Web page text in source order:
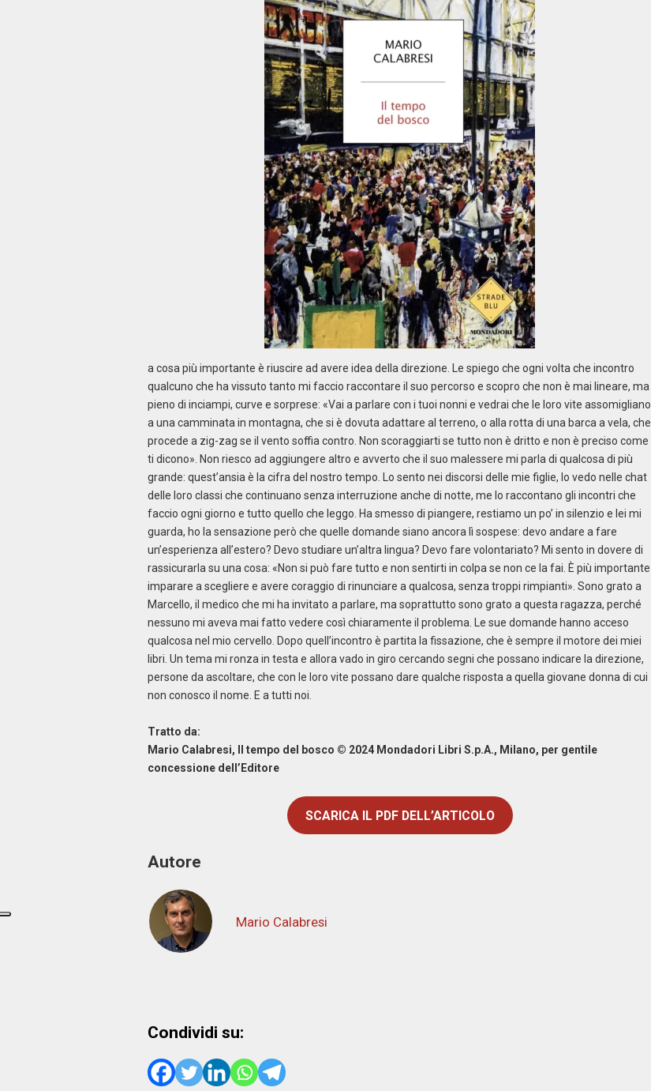
a cosa più importante è riuscire ad avere idea della direzione. Le spiego che ogni volta che incontro
qualcuno che ha vissuto tanto mi faccio raccontare il suo percorso e scopro che non è mai lineare, ma
pieno di inciampi, curve e sorprese: «Vai a parlare con i tuoi nonni e vedrai che le loro vite assomigliano
a una camminata in montagna, che si è dovuta adattare al terreno, o alla rotta di una barca a vela, che
procede a zig-zag se il vento soffia contro. Non scoraggiarti se tutto non è dritto e non è preciso come
ti dicono». Non riesco ad aggiungere altro e avverto che il suo malessere mi parla di qualcosa di più
grande: quest’ansia è la cifra del nostro tempo. Lo sento nei discorsi delle mie figlie, lo vedo nelle chat
delle loro classi che continuano senza interruzione anche di notte, me lo raccontano gli incontri che
faccio ogni giorno e tutto quello che leggo. Ha smesso di piangere, restiamo un po’ in silenzio e lei mi
guarda, ho la sensazione però che quelle domande siano ancora lì sospese: devo andare a fare
un’esperienza all’estero? Devo studiare un’altra lingua? Devo fare volontariato? Mi sento in dovere di
rassicurarla su una cosa: «Non si può fare tutto e non sentirti in colpa se non ce la fai. È più importante
imparare a scegliere e avere coraggio di rinunciare a qualcosa, senza troppi rimpianti». Sono grato a
Marcello, il medico che mi ha invitato a parlare, ma soprattutto sono grato a questa ragazza, perché
nessuno mi aveva mai fatto vedere così chiaramente il problema. Le sue domande hanno acceso
qualcosa nel mio cervello. Dopo quell’incontro è partita la fissazione, che è sempre il motore dei miei
libri. Un tema mi ronza in testa e allora vado in giro cercando segni che possano indicare la direzione,
persone da ascoltare, che con le loro vite possano dare qualche risposta a quella giovane donna di cui
non conosco il nome. E a tutti noi.
Tratto da:
Mario Calabresi, Il tempo del bosco © 2024 Mondadori Libri S.p.A., Milano, per gentile
concessione dell’Editore
SCARICA IL PDF DELL’ARTICOLO
Autore
Mario Calabresi
Condividi su: